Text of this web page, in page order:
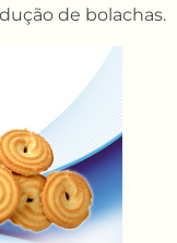
de bolachas.